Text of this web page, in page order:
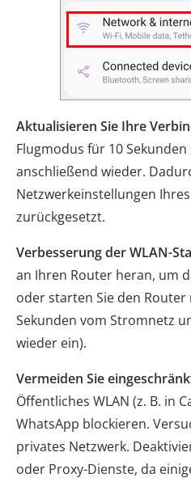
Aktualisieren Sie Ihre
Flugmodus für 10
anschließend wieder.
Netzwerkeinstellungen
zurückgesetzt.
Verbesserung der WLAN-
an Ihren Router heran, um
oder starten Sie den Router
Sekunden vom Stromnetz
wieder ein).
Vermeiden Sie
Öffentliches WLAN (z. B. in
WhatsApp blockieren.
privates Netzwerk.
oder Proxy-Dienste, da